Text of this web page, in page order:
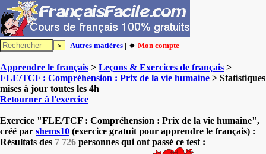
Autres matières | 🔸 Mon compte
Apprendre le français > Leçons & Exercices de français >
FLE/TCF : Compréhension : Prix de la vie humaine > Statistiques
mises à jour toutes les 4h
Retourner à l'exercice
Exercice "FLE/TCF : Compréhension : Prix de la vie humaine",
créé par shems10 (exercice gratuit pour apprendre le français) :
Résultats des 7 726 personnes qui ont passé ce test :